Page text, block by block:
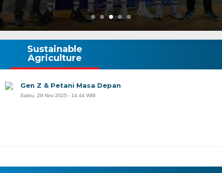
Sustainable
Agriculture
Gen Z & Petani Masa Depan
Sabtu, 29 Nov 2025 - 14:44 WIB